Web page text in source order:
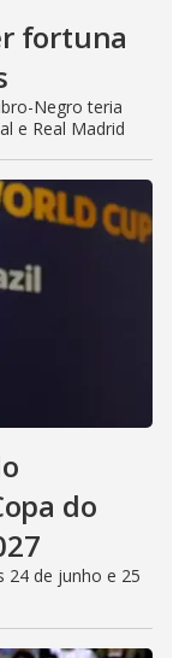
fortuna
Negro teria
e Real Madrid
do
24 de junho e 25